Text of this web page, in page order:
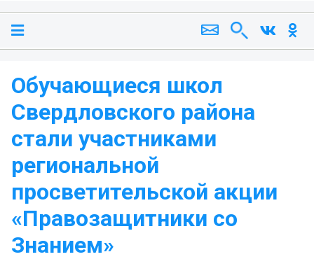
Обучающиеся школ
Свердловского района
стали участниками
региональной
просветительской акции
«Правозащитники со
Знанием»